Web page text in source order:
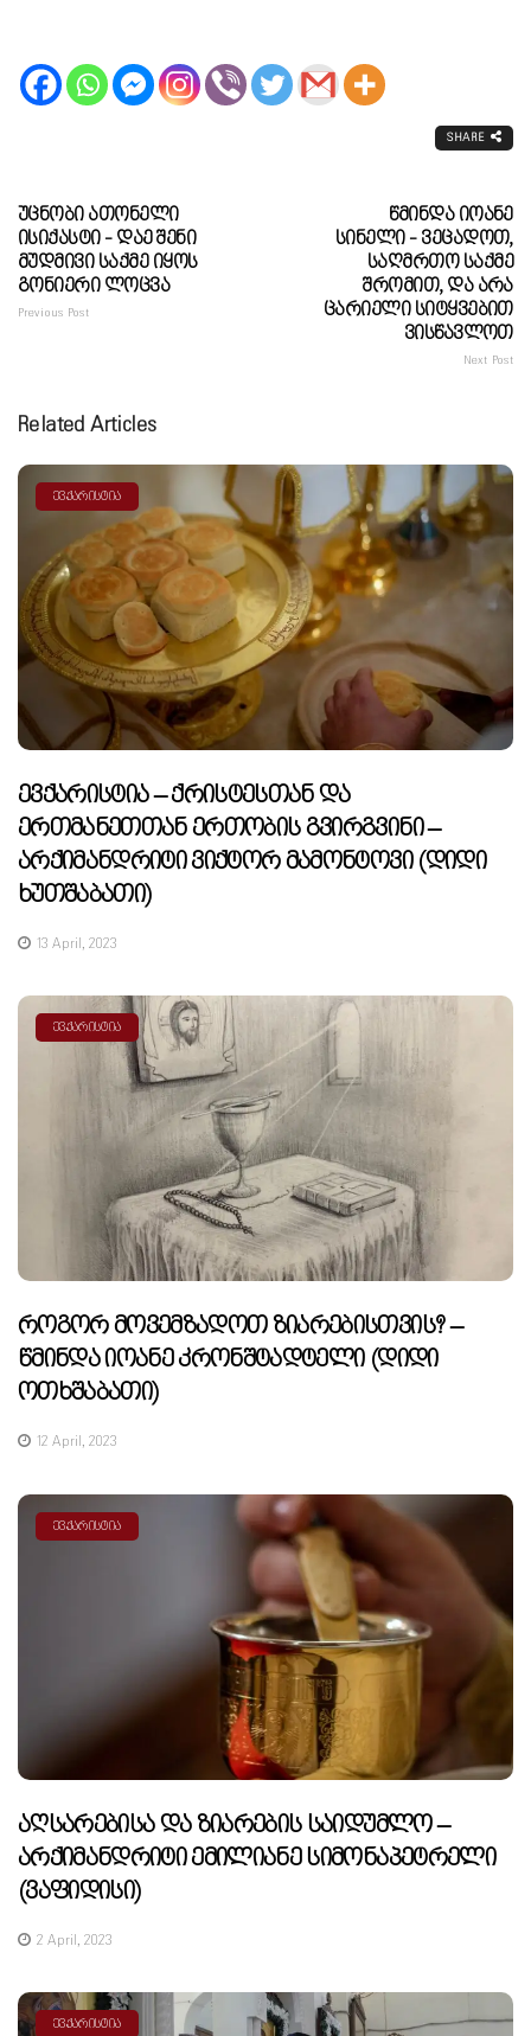
SHARE
Უცნობი Ათონელი
Ისიქასტი - Დაე Შენი
Მუდმივი Საქმე Იყოს
Გონიერი Ლოცვა
Previous Post
Წმინდა Იოანე
Სინელი - Ვეცადოთ,
Საღმრთო Საქმე
Შრომით, Და Არა
Ცარიელი Სიტყვებით
Ვისწავლოთ
Next Post
Related Articles
ᲔᲕᲥᲐᲠᲘᲡᲢᲘᲐ
Ევქარისტია – Ქრისტესთან Და
Ერთმანეთთან Ერთობის Გვირგვინი –
Არქიმანდრიტი Ვიქტორ Მამონტოვი (დიდი
Ხუთშაბათი)
13 April, 2023
ᲔᲕᲥᲐᲠᲘᲡᲢᲘᲐ
Როგორ Მოვემზადოთ Ზიარებისთვის? –
Წმინდა Იოანე Კრონშტადტელი (დიდი
Ოთხშაბათი)
12 April, 2023
ᲔᲕᲥᲐᲠᲘᲡᲢᲘᲐ
Აღსარებისა Და Ზიარების Საიდუმლო –
Არქიმანდრიტი Ემილიანე Სიმონაპეტრელი
(ვაფიდისი)
2 April, 2023
ᲔᲕᲥᲐᲠᲘᲡᲢᲘᲐ